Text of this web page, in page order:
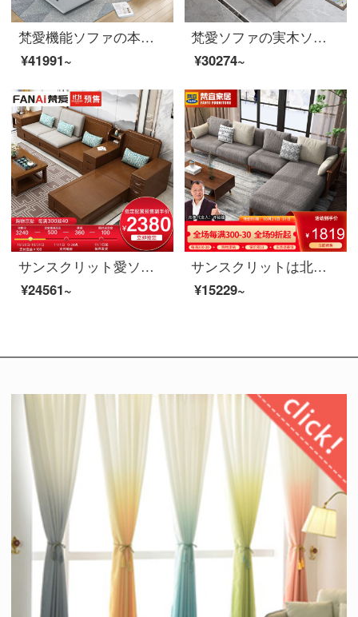
梵愛機能ソファの本革ソファとアメリカンソファのセットの大きさの家型ソファリビング家具
¥41991~
梵愛ソファの実木ソファ全実木布芸ソファ現代簡単な中国式セットラテックスソファリビングルームの家具の収納版
¥30274~
サンスクリット愛ソファ冬と夏の両方を使用して、実木ソファ全実木布芸ソファ現代簡単な中国式セットラテックスソファのリビングルームには、家の4人がいます。
¥24561~
サンスクリットは北欧の軽奢で小柄な家型の実木の布芸のソファーの組み合わせのセットが必要です。現代簡単に三人の居間にレジャー高級な木質家具胡桃色のシングルルームがあります。
¥15229~